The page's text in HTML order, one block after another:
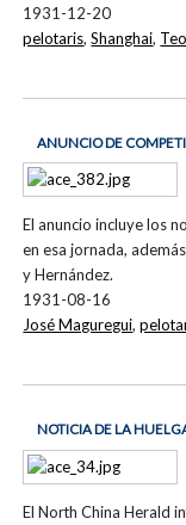
1931-12-20
pelotaris,Shanghai,
ANUNCIO DE
El anuncio incluye los
en esa jornada,
y Hernández.
1931-08-16
José Maguregui,
NOTICIA DE LA
El North China Herald